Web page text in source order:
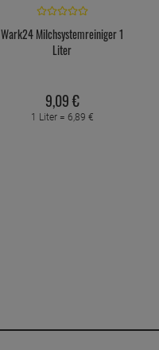
Wark24 Milchsystemreiniger 1
Liter
9,09€
1 Liter = 6,89 €